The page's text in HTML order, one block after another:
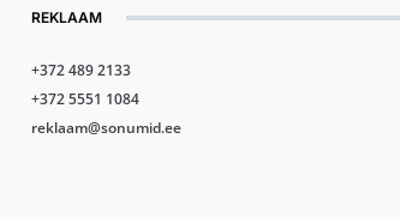
REKLAAM
+372 489 2133
+372 5551 1084
reklaam@sonumid.ee